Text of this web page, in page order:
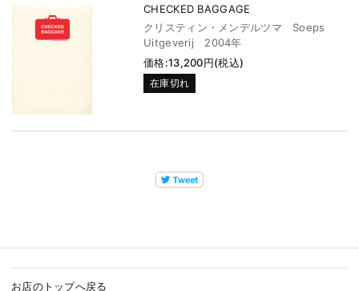
CHECKED BAGGAGE
クリスティン・メンデルツマ Soeps
Uitgeverij 2004年
価格:13,200円(税込)
在庫切れ
お店のトップへ戻る